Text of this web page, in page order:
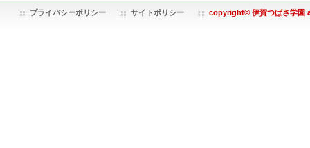
プライバシーポリシー サイトポリシー copyright© 伊賀つばさ学園